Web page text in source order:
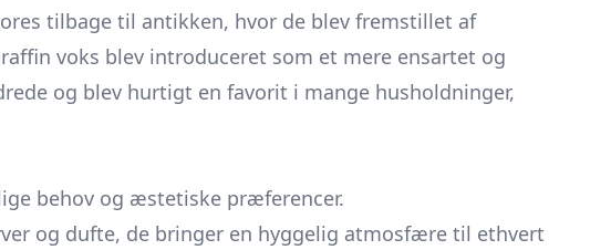
tilbage til antikken, hvor de blev fremstillet af
voks blev introduceret som et mere ensartet og
og blev hurtigt en favorit i mange husholdninger,
behov og æstetiske præferencer.
og dufte, de bringer en hyggelig atmosfære til ethvert